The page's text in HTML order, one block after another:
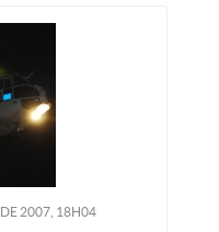
DE 2007, 18H04